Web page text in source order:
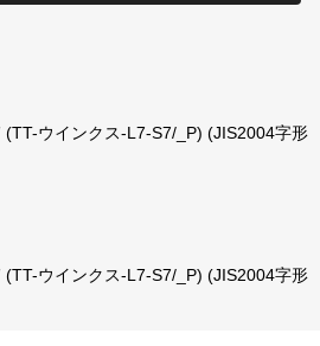
ウインクス-L7-S7/_P) (JIS2004字形
ウインクス-L7-S7/_P) (JIS2004字形